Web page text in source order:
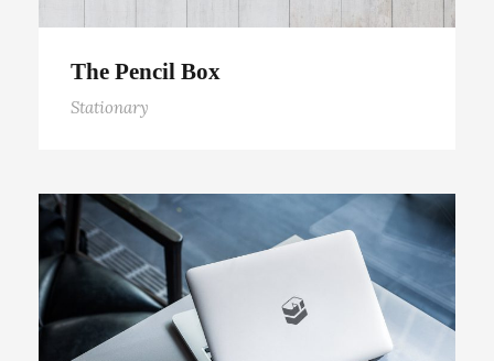
The Pencil Box
Stationary
Custom MacBook Pro